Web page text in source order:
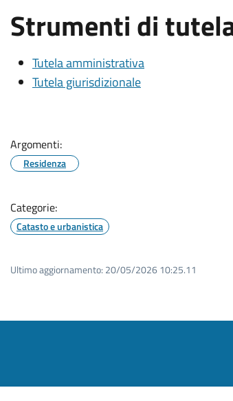
Strumenti di
Tutela amministrativa
Tutela giurisdizionale
Argomenti:
Residenza
Categorie:
Catasto e urbanistica
Ultimo aggiornamento: 20/05/2026 10:25.11